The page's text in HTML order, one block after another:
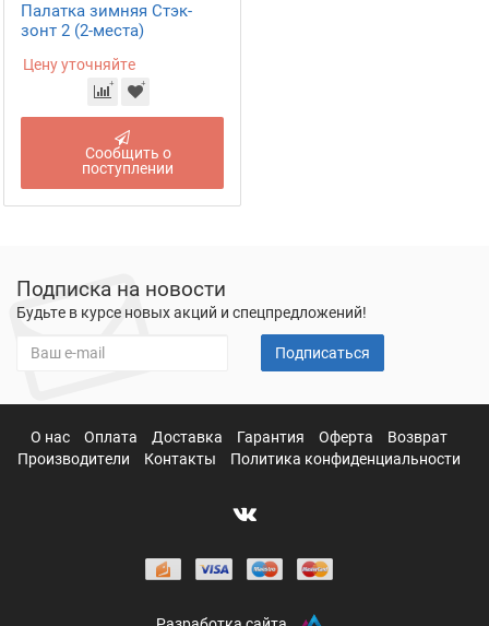
Палатка зимняя Стэк-
зонт 2 (2-места)
Цену уточняйте
Сообщить о
поступлении
Подписка на новости
Будьте в курсе новых акций и спецпредложений!
Подписаться
О нас Оплата Доставка Гарантия Оферта
Возврат
Производители
Контакты Политика конфиденциальности